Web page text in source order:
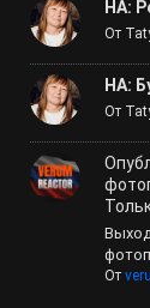
НА:
От
НА:
От
От